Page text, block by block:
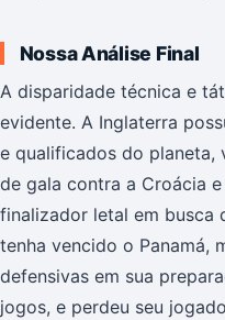
Nossa Análise Final
A disparidade técnica e
evidente. A Inglaterra
e qualificados do planeta,
de gala contra a Croácia
finalizador letal em busca
tenha vencido o Panamá,
defensivas em sua
jogos, e perdeu seu